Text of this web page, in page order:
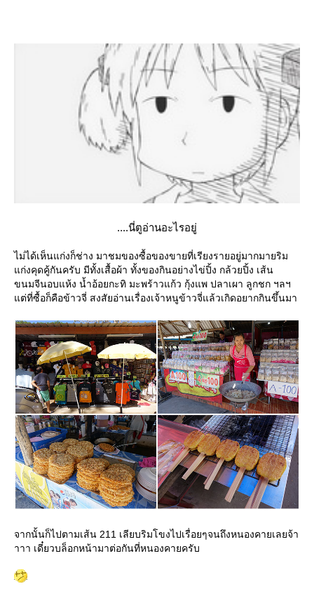
....นี่ตูอ่านอะไรอยู่
ไม่ได้เห็นแก่งก็ช่าง มาชมของซื้อของขายที่เรียงรายอยู่มากมายริม
ก่งคุดคู้กันครับ มีทั้งเสื้อผ้า ทั้งของกินอย่างไข่ปิ้ง กล้วยปิ้ง เส้น
ขนมจีนอบแห้ง น้ำอ้อยกะทิ มะพร้าวแก้ว กุ้งแพ ปลาเผา ลูกชก ฯลฯ
ต่ที่ซื้อก็คือข้าวจี่ สงสัยอ่านเรื่องเจ้าหนูข้าวจี่แล้วเกิดอยากกินขึ้นมา
จากนั้นก็ไปตามเส้น 211 เลียบริมโขงไปเรื่อยๆจนถึงหนองคายเลยจ้า
าาา เดี๋ยวบล็อกหน้ามาต่อกันที่หนองคายครับ